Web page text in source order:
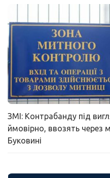
ЗМІ: Контрабанду під
ймовірно, ввозять через
Буковині